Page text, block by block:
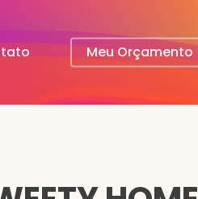
Meu Orçamento